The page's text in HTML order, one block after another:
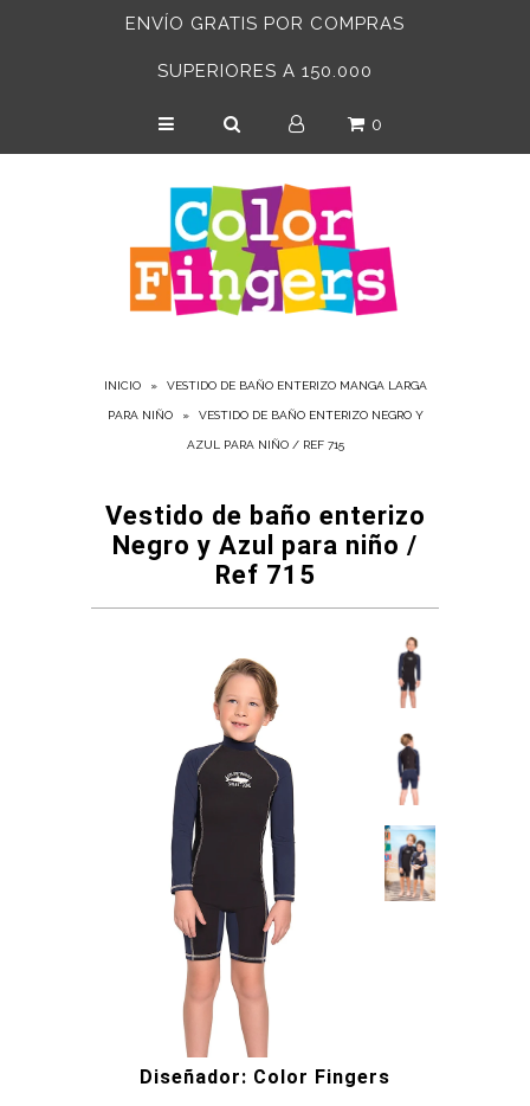
ENVÍO GRATIS POR COMPRAS
SUPERIORES A 150.000
0
INICIO » VESTIDO DE BAÑO ENTERIZO MANGA LARGA
PARA NIÑO » VESTIDO DE BAÑO ENTERIZO NEGRO Y
AZUL PARA NIÑO / REF 715
Vestido de baño enterizo
Negro y Azul para niño /
Ref 715
Diseñador: Color Fingers
ACCESORIOS